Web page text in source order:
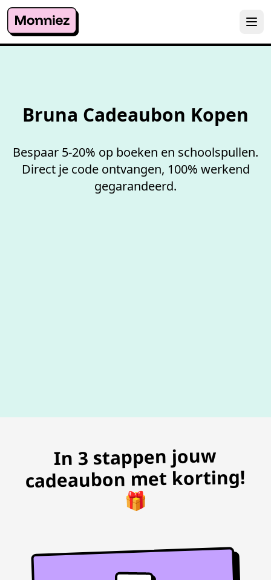
Bruna Cadeaubon Kopen
Bespaar 5-20% op boeken en schoolspullen.
Direct je code ontvangen, 100% werkend
gegarandeerd.
In 3 stappen jouw
cadeaubon met korting!
🎁